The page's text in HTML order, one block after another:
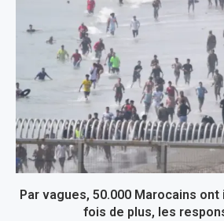
Par vagues, 50.000 Marocains
fois de plus, les